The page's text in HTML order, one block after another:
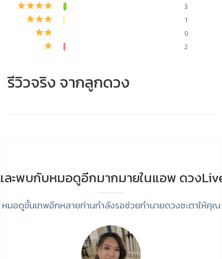
3
1
0
2
รีวิวจริง จากลูกดวง
ละพบกับหมอดูอีกมากมายในแอพ ดวง
หมอดูขั้นเทพอีกหลายท่านกำลังรอช่วยทำนายดวงชะตาให้คุณ